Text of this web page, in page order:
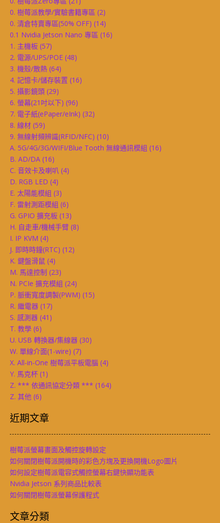
0. 樹莓派教學/實驗書籍專區 (2)
0. 清倉特賣專區(50% OFF) (14)
0.1 Nvidia Jetson Nano 專區 (16)
1. 主機板 (57)
2. 電源/UPS/POE (48)
3. 機殼/散熱 (64)
4. 記憶卡/儲存裝置 (16)
5. 攝影鏡頭 (29)
6. 螢幕(21吋以下) (96)
7. 電子紙(ePaper/eInk) (32)
8. 線材 (59)
9. 無線射頻辨識(RFID/NFC) (10)
A. 5G/4G/3G/WIFI/Blue Tooth 無線通訊模組 (16)
B. AD/DA (16)
C. 音效卡及喇叭 (4)
D. RGB LED (4)
E. 太陽能模組 (3)
F. 雷射測距模組 (6)
G. GPIO 擴充板 (13)
H. 自走車/機械手臂 (8)
I. IP KVM (4)
J. 即時時鐘(RTC) (12)
K. 鍵盤滑鼠 (4)
M. 馬達控制 (23)
N. PCIe 擴充模組 (24)
P. 脈衝寬度調製(PWM) (15)
R. 繼電器 (17)
S. 感測器 (41)
T. 教學 (6)
U. USB 轉換器/集線器 (30)
W. 單線介面(1-wire) (7)
X. All-in-One 樹莓派平板電腦 (4)
Y. 馬克杯 (1)
Z. *** 依通訊協定分類 *** (164)
Z. 其他 (6)
近期文章
樹莓派螢幕畫面及觸控旋轉設定
如何關閉樹莓派開機時的彩色方塊及更換開機Logo圖片
如何設定樹莓派電容式觸控螢幕右鍵快顯功能表
Nvidia Jetson 系列商品比較表
如何關閉樹莓派螢幕保護程式
文章分類